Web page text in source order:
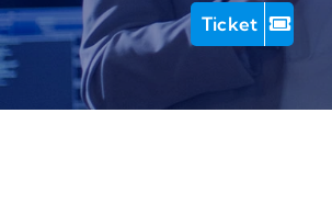
Ticket